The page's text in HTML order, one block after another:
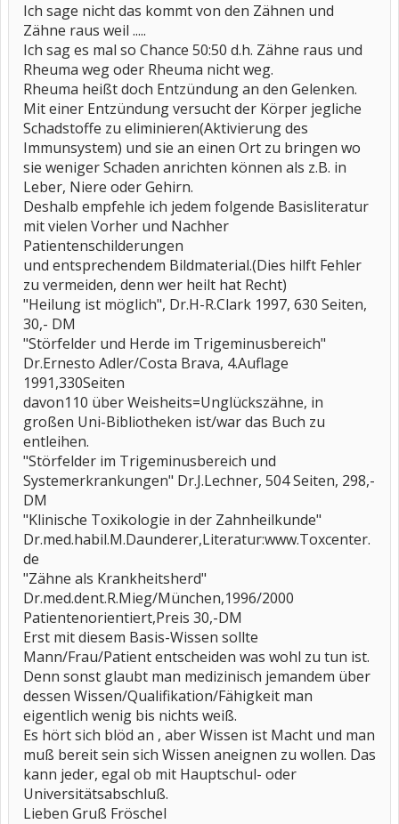
Ich sage nicht das kommt von den Zähnen und
Zähne raus weil .....
Ich sag es mal so Chance 50:50 d.h. Zähne raus und
Rheuma weg oder Rheuma nicht weg.
Rheuma heißt doch Entzündung an den Gelenken.
Mit einer Entzündung versucht der Körper jegliche
Schadstoffe zu eliminieren(Aktivierung des
Immunsystem) und sie an einen Ort zu bringen wo
sie weniger Schaden anrichten können als z.B. in
Leber, Niere oder Gehirn.
Deshalb empfehle ich jedem folgende Basisliteratur
mit vielen Vorher und Nachher
Patientenschilderungen
und entsprechendem Bildmaterial.(Dies hilft Fehler
zu vermeiden, denn wer heilt hat Recht)
"Heilung ist möglich", Dr.H-R.Clark 1997, 630 Seiten,
30,- DM
"Störfelder und Herde im Trigeminusbereich"
Dr.Ernesto Adler/Costa Brava, 4.Auflage
1991,330Seiten
davon110 über Weisheits=Unglückszähne, in
großen Uni-Bibliotheken ist/war das Buch zu
entleihen.
"Störfelder im Trigeminusbereich und
Systemerkrankungen" Dr.J.Lechner, 504 Seiten, 298,-
DM
"Klinische Toxikologie in der Zahnheilkunde"
Dr.med.habil.M.Daunderer,Literatur:www.Toxcenter.
de
"Zähne als Krankheitsherd"
Dr.med.dent.R.Mieg/München,1996/2000
Patientenorientiert,Preis 30,-DM
Erst mit diesem Basis-Wissen sollte
Mann/Frau/Patient entscheiden was wohl zu tun ist.
Denn sonst glaubt man medizinisch jemandem über
dessen Wissen/Qualifikation/Fähigkeit man
eigentlich wenig bis nichts weiß.
Es hört sich blöd an , aber Wissen ist Macht und man
muß bereit sein sich Wissen aneignen zu wollen. Das
kann jeder, egal ob mit Hauptschul- oder
Universitätsabschluß.
Lieben Gruß Fröschel